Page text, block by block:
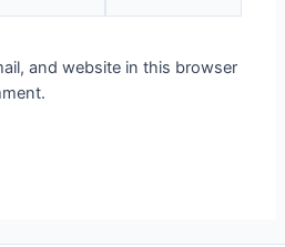
and website in this browser